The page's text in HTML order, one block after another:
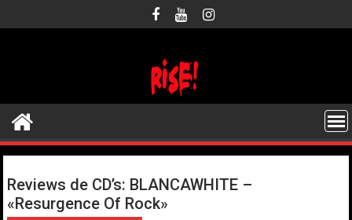
al
Reviews de CD’s: BLANCAWHITE –
«Resurgence Of Rock»